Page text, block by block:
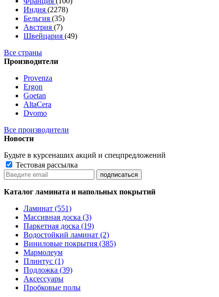
Индия (2278)
Бельгия (35)
Австрия (7)
Швейцария (49)
Все страны
Производители
Provenza
Ergon
Goetan
AltaСera
Dvomo
Все производители
Новости
Будьте в курсенаших акций и спецпредложений
Тестовая рассылка
Каталог ламината и напольных покрытий
Ламинат (551)
Массивная доска (3)
Паркетная доска (19)
Водостойкий ламинат (2)
Виниловые покрытия (385)
Мармолеум
Плинтус (1)
Подложка (39)
Аксессуары
Пробковые полы